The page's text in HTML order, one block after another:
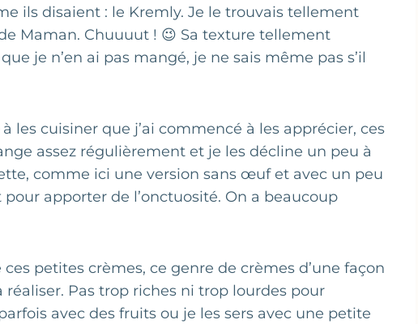
ils disaient : le Kremly. Je le trouvais tellement
Maman. Chuuuut ! 😉 Sa texture tellement
je n’en ai pas mangé, je ne sais même pas s’il
les cuisiner que j’ai commencé à les apprécier, ces
assez régulièrement et je les décline un peu à
comme ici une version sans œuf et avec un peu
apporter de l’onctuosité. On a beaucoup
petites crèmes, ce genre de crèmes d’une façon
réaliser. Pas trop riches ni trop lourdes pour
avec des fruits ou je les sers avec une petite